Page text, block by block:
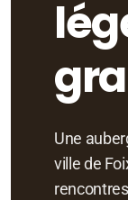
Une
ville de